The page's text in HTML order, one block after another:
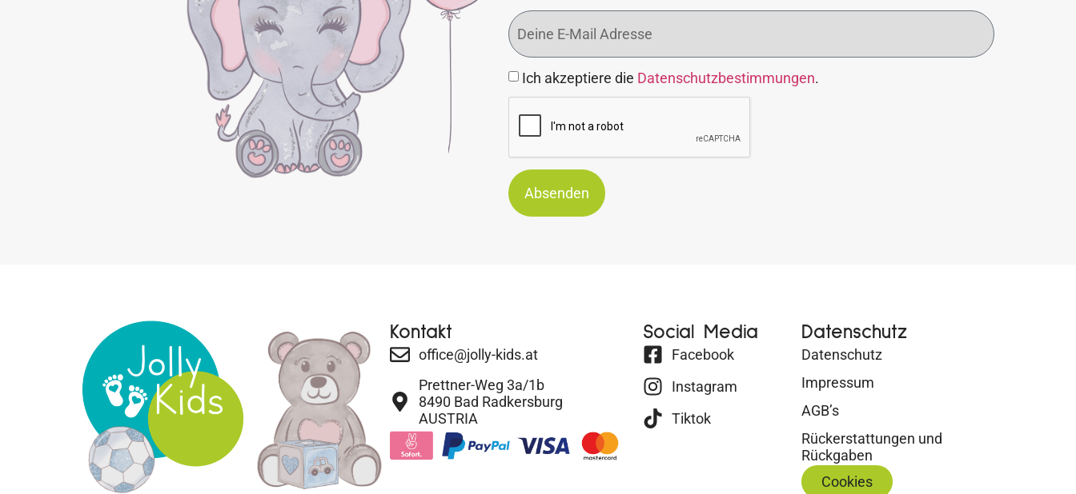
Ich akzeptiere die Datenschutzbestimmungen.
Absenden
Kontakt
office@jolly-kids.at
Prettner-Weg 3a/1b
8490 Bad Radkersburg
AUSTRIA
Social Media
Facebook
Instagram
Tiktok
Datenschutz
Datenschutz
Impressum
AGB’s
Rückerstattungen und
Rückgaben
Cookies